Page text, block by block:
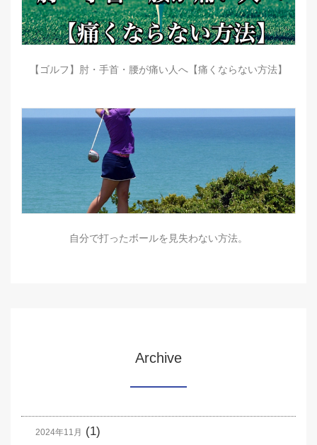
【ゴルフ】肘・手首・腰が痛い人へ【痛くならない方法】
自分で打ったボールを見失わない方法。
Archive
2024年11月 (1)